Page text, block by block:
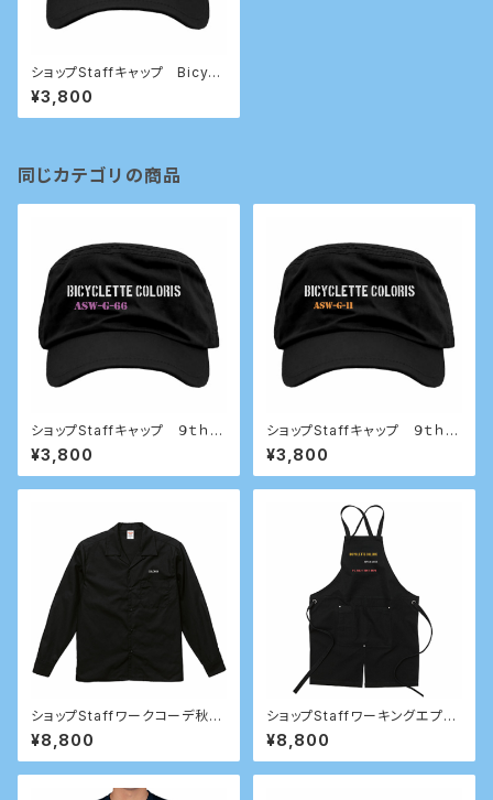
ショップStaffキャップ Bicycl
ette Coloris 9th anniversar
y アクティブ ハリセン モデル
¥3,800
同じカテゴリの商品
ショップStaffキャップ ９ｔｈ
anniversary メカニックモデル
¥3,800
ショップStaffキャップ ９ｔｈ
ワークモデル
¥3,800
ショップStaffワークコーデ秋冬
用
¥8,800
ショップStaffワーキングエプロ
ン 試験運用的なワーキングエ
プロン
¥8,800